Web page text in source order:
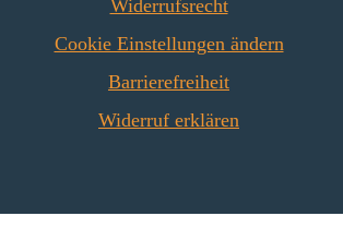
Widerrufsrecht
Cookie Einstellungen ändern
Barrierefreiheit
Widerruf erklären